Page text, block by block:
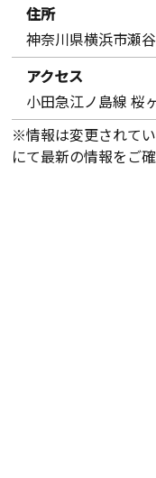
住所
神奈川県横浜市瀬
アクセス
小田急江ノ島線 桜
※情報は変更されて
にて最新の情報をご